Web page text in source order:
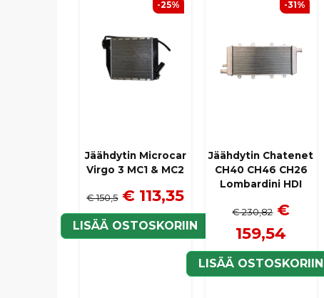
Jäähdytin Microcar
Virgo 3 MC1 & MC2
€ 150,5 € 113,35
LISÄÄ OSTOSKORIIN
-25%
Jäähdytin Chatenet
CH40 CH46 CH26
Lombardini HDI
€ 230,82 €
159,54
LISÄÄ OSTOSKORIIN
-31%